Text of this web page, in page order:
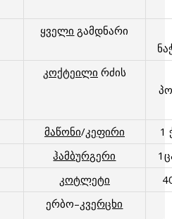
ყველი გამდნარი
კოქტეილი რძის
მაწონი/კეფირი
1
ჰამბურგერი
კოტლეტი
ერბო–კვერცხი